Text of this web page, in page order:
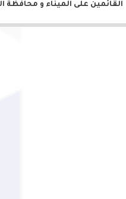
القائمين على الميناء و محافظة